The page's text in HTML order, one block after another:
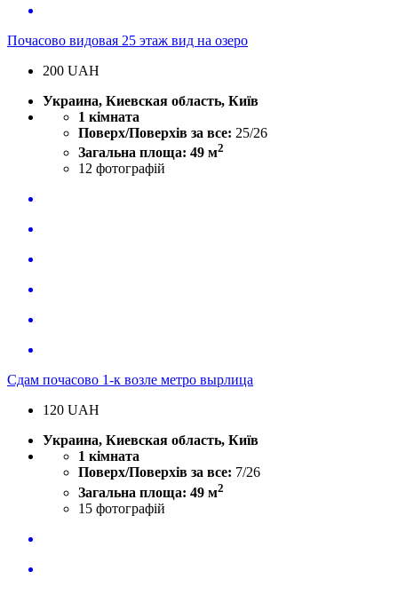
Почасово видовая 25 этаж вид на озеро
200 UAH
Украина, Киевская область, Київ
1 кімната
Поверх/Поверхів за все: 25/26
Загальна площа: 49 м2
12 фотографій
Сдам почасово 1-к возле метро вырлица
120 UAH
Украина, Киевская область, Київ
1 кімната
Поверх/Поверхів за все: 7/26
Загальна площа: 49 м2
15 фотографій